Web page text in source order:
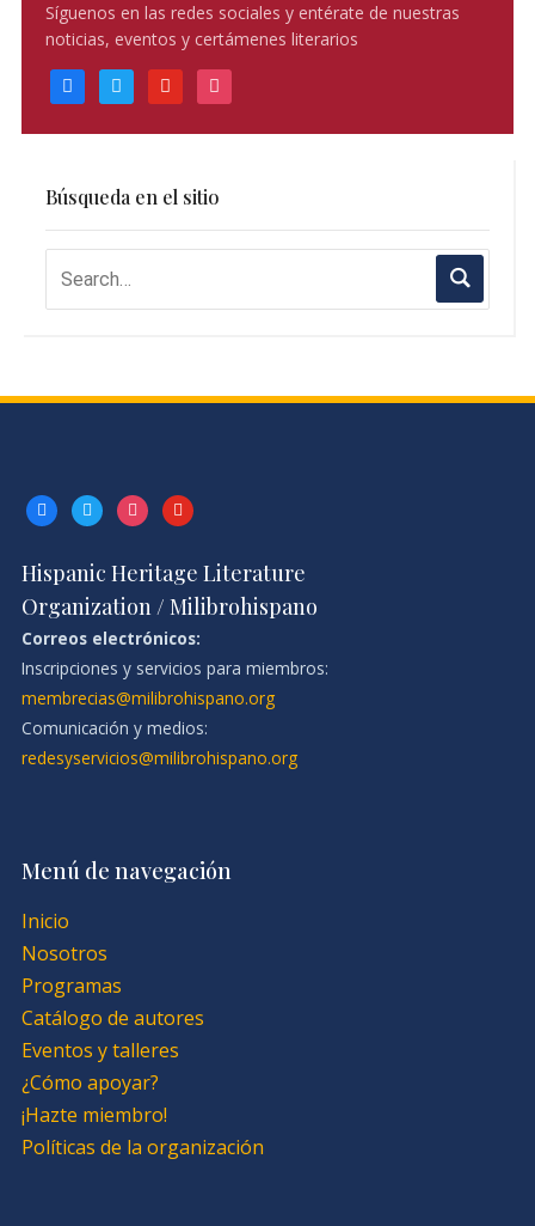
Síguenos en las redes sociales y entérate de nuestras
noticias, eventos y certámenes literarios
facebooktwitter youtube instagram
Búsqueda en el sitio
facebooktwitterinstagramyoutube
Hispanic Heritage Literature
Organization / Milibrohispano
Correos electrónicos:
Inscripciones y servicios para miembros:
membrecias@milibrohispano.org
Comunicación y medios:
redesyservicios@milibrohispano.org
Menú de navegación
Inicio
Nosotros
Programas
Catálogo de autores
Eventos y talleres
¿Cómo apoyar?
¡Hazte miembro!
Políticas de la organización